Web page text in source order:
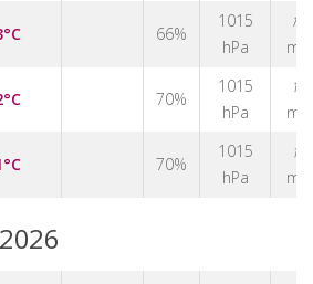
66%
1015
hPa
↑
m/s
70%
1015
hPa
↑
m/s
70%
1015
hPa
↑
m/s